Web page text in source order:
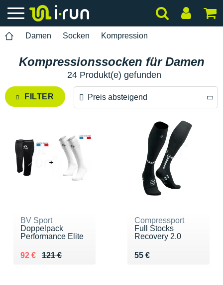
Damen Socken Kompression
Kompressionssocken für Damen
24 Produkt(e) gefunden
FILTER Preis absteigend
Preis aufsteigend
BV Sport
Doppelpack
Performance Elite
121 €
Au lieu de 121 €
92 €
Vendu 92 €
Compressport
Full Stocks
Recovery 2.0
55 €
Vendu 55 €